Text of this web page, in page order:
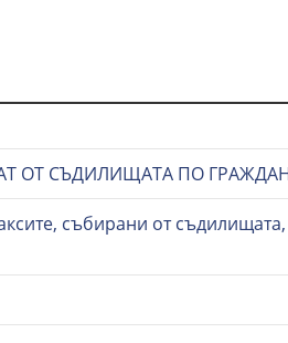
ОТ СЪДИЛИЩАТА ПО
събирани от съдилищата,